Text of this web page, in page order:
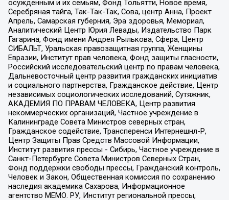
осужденным и их семьям, Фонд Тольятти, Новое время,
Серебряная тайга, Так-Так-Так, Сова, центр Анна, Проект
Апрель, Самарская губерния, Эра здоровья, Мемориал,
Аналитический Центр Юрия Левады, Издательство Парк
Гагарина, Фонд имени Андрея Рылькова, Сфера, Центр
СИБАЛЬТ, Уральская правозащитная группа, Женщины
Евразии, Институт прав человека, Фонд защиты гласности,
Российский исследовательский центр по правам человека,
Дальневосточный центр развития гражданских инициатив
и социального партнерства, Гражданское действие, Центр
независимых социологических исследований, Сутяжник,
АКАДЕМИЯ ПО ПРАВАМ ЧЕЛОВЕКА, Центр развития
некоммерческих организаций, Частное учреждение в
Калининграде Совета Министров северных стран,
Гражданское содействие, Трансперенси Интернешнл-Р,
Центр Защиты Прав Средств Массовой Информации,
Институт развития прессы - Сибирь, Частное учреждение в
Санкт-Петербурге Совета Министров Северных Стран,
Фонд поддержки свободы прессы, Гражданский контроль,
Человек и Закон, Общественная комиссия по сохранению
наследия академика Сахарова, Информационное
агентство МЕМО. РУ, Институт региональной прессы,